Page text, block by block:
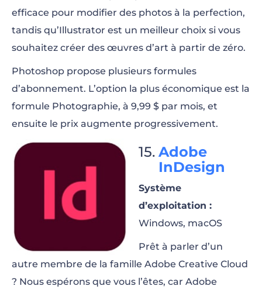
efficace pour modifier des photos à la perfection,
tandis qu’Illustrator est un meilleur choix si vous
souhaitez créer des œuvres d’art à partir de zéro.
Photoshop propose plusieurs formules
d’abonnement. L’option la plus économique est la
formule Photographie, à 9,99 $ par mois, et
ensuite le prix augmente progressivement.
Adobe
InDesign
Système
d’exploitation :
Windows, macOS
Prêt à parler d’un
autre membre de la famille Adobe Creative Cloud
? Nous espérons que vous l’êtes, car Adobe